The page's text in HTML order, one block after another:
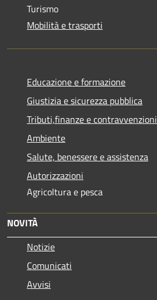
Turismo
Mobilità e trasporti
Educazione e formazione
Giustizia e sicurezza pubblica
Tributi,finanze e contravvenzioni
Ambiente
Salute, benessere e assistenza
Autorizzazioni
Agricoltura e pesca
NOVITÀ
Notizie
Comunicati
Avvisi